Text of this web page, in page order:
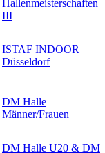
Hallenmeisterschaften
III
ISTAF INDOOR
Düsseldorf
DM Halle
Männer/Frauen
DM Halle U20 & DM